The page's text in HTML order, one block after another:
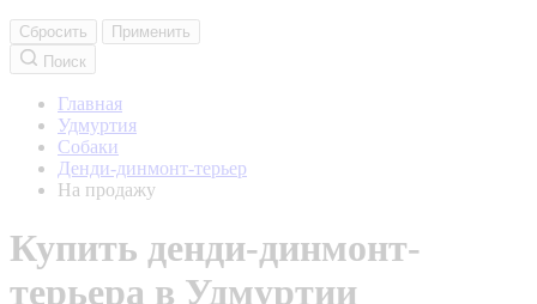
Сбросить
Применить
Поиск
Главная
Удмуртия
Собаки
Денди-динмонт-терьер
На продажу
Купить денди-динмонт-
терьера в Удмуртии